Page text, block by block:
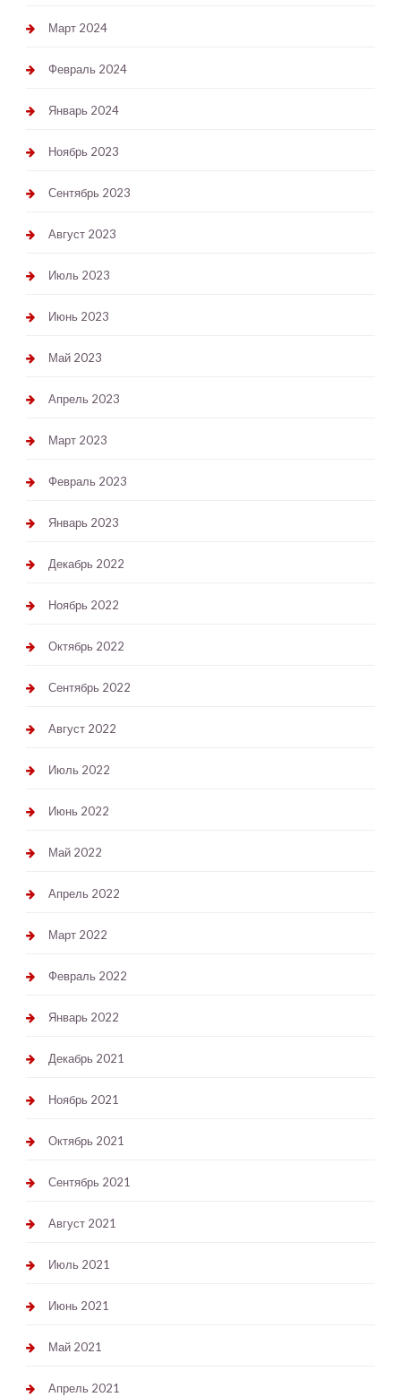
Март 2024
Февраль 2024
Январь 2024
Ноябрь 2023
Сентябрь 2023
Август 2023
Июль 2023
Июнь 2023
Май 2023
Апрель 2023
Март 2023
Февраль 2023
Январь 2023
Декабрь 2022
Ноябрь 2022
Октябрь 2022
Сентябрь 2022
Август 2022
Июль 2022
Июнь 2022
Май 2022
Апрель 2022
Март 2022
Февраль 2022
Январь 2022
Декабрь 2021
Ноябрь 2021
Октябрь 2021
Сентябрь 2021
Август 2021
Июль 2021
Июнь 2021
Май 2021
Апрель 2021